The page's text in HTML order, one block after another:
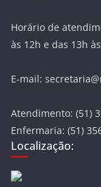
Horário de
às 12h e das 13h
E-mail:
Atendimento: (51)
Enfermaria: (51)
Localização: